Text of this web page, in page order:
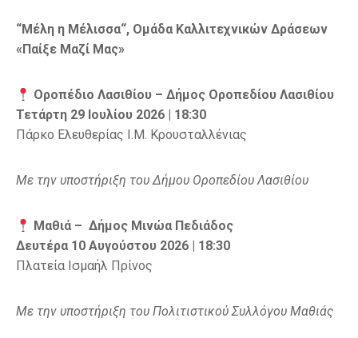
“Μέλη η Μέλισσα“, Ομάδα Καλλιτεχνικών Δράσεων
«Παίξε Μαζί Μας»
Οροπέδιο Λασιθίου – Δήμος Οροπεδίου Λασιθίου
Τετάρτη 29 Ιουλίου 2026 | 18:30
Πάρκο Ελευθερίας Ι.Μ. Κρουσταλλένιας
Με την υποστήριξη του Δήμου Οροπεδίου Λασιθίου
Μαθιά – Δήμος Μινώα Πεδιάδος
Δευτέρα 10 Αυγούστου 2026 | 18:30
Πλατεία Ισμαήλ Πρίνος
Με την υποστήριξη του Πολιτιστικού Συλλόγου Μαθιάς